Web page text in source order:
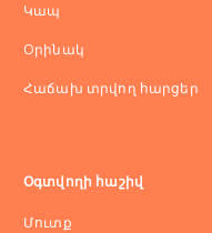
Կապ
Оրինակ
Հաճախ տրվող հարցեր
Օգտվողի հաշիվ
Մուտք